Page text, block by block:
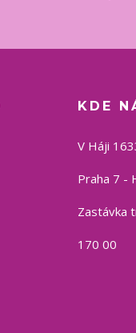
KDE
V Háji
Praha 7 -
Zastávka
170 00